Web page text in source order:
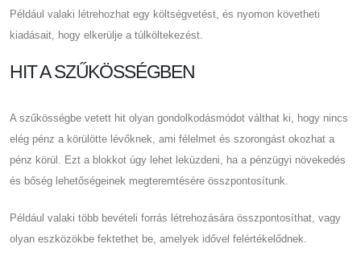
Például valaki létrehozhat egy költségvetést, és nyomon követheti
kiadásait, hogy elkerülje a túlköltekezést.
HIT A SZŰKÖSSÉGBEN
A szűkösségbe vetett hit olyan gondolkodásmódot válthat ki, hogy nincs
elég pénz a körülötte lévőknek, ami félelmet és szorongást okozhat a
pénz körül. Ezt a blokkot úgy lehet leküzdeni, ha a pénzügyi növekedés
és bőség lehetőségeinek megteremtésére összpontosítunk.
Például valaki több bevételi forrás létrehozására összpontosíthat, vagy
olyan eszközökbe fektethet be, amelyek idővel felértékelődnek.